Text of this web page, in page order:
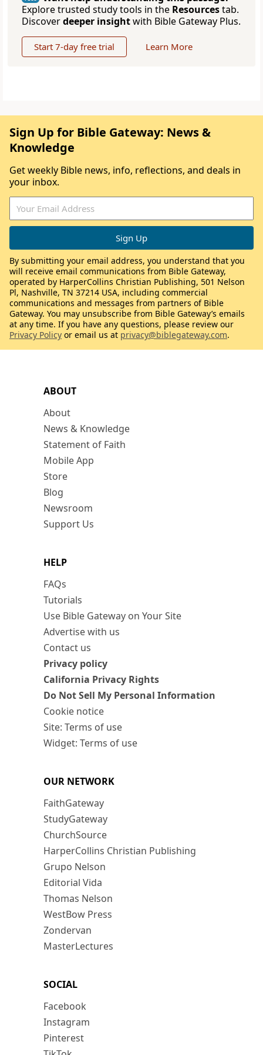
Explore trusted study tools in the Resourcestab.
Discoverdeeper insightwith Bible Gateway Plus.
Start 7-day free trial Learn More
ABOUT
About
News & Knowledge
Statement of Faith
Mobile App
Store
Blog
Newsroom
Support Us
HELP
FAQs
Tutorials
Use Bible Gateway on Your Site
Advertise with us
Contact us
Privacy policy
California Privacy Rights
Do Not Sell My Personal Information
Cookie notice
Site: Terms of use
Widget: Terms of use
OUR NETWORK
FaithGateway
StudyGateway
ChurchSource
HarperCollins Christian Publishing
Grupo Nelson
Editorial Vida
Thomas Nelson
WestBow Press
Zondervan
MasterLectures
SOCIAL
Facebook
Instagram
Pinterest
Sign Up for Bible Gateway: News &
Knowledge
Get weekly Bible news, info, reflections, and deals in
your inbox.
By submitting your email address, you understand that you
will receive email communications from Bible Gateway,
operated by HarperCollins Christian Publishing, 501 Nelson
Pl, Nashville, TN 37214 USA, including commercial
communications and messages from partners of Bible
Gateway. You may unsubscribe from Bible Gateway’s emails
at any time. If you have any questions, please review our
Privacy Policy or email us at privacy@biblegateway.com.